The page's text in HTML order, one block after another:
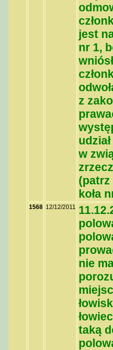
jest
nr 1,
z
w
(patrz
koła
1568 12/12/2011
nie
taką